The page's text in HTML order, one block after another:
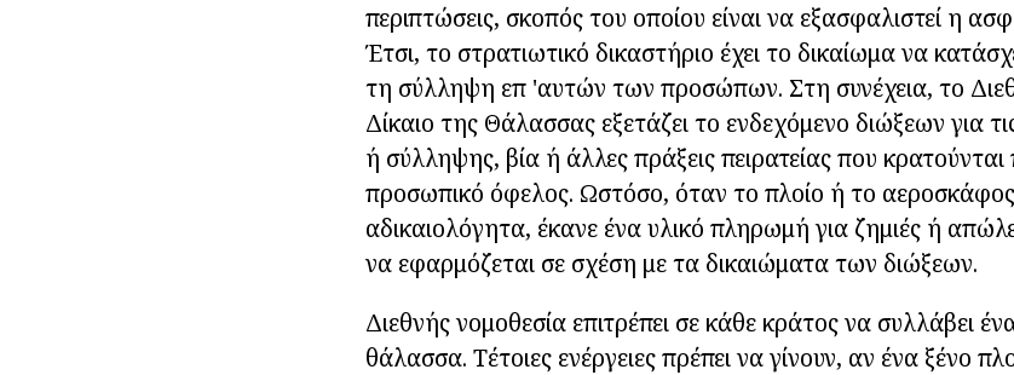
περιπτώσεις, σκοπός του οποίου είναι να εξασφαλιστεί η
Έτσι, το στρατιωτικό δικαστήριο έχει το δικαίωμα να
τη σύλληψη επ 'αυτών των προσώπων. Στη συνέχεια, το
Δίκαιο της Θάλασσας εξετάζει το ενδεχόμενο διώξεων για
ή σύλληψης, βία ή άλλες πράξεις πειρατείας που
προσωπικό όφελος. Ωστόσο, όταν το πλοίο ή το
αδικαιολόγητα, έκανε ένα υλικό πληρωμή για ζημιές ή
να εφαρμόζεται σε σχέση με τα δικαιώματα των διώξεων.
Διεθνής νομοθεσία επιτρέπει σε κάθε κράτος να συλλάβει
θάλασσα. Τέτοιες ενέργειες πρέπει να γίνουν, αν ένα ξένο